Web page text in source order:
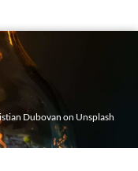
Dubovan on Unsplash